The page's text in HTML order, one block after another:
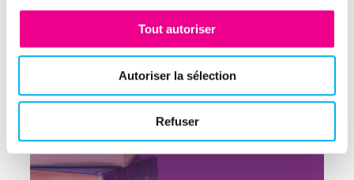
Tout autoriser
Autoriser la sélection
Refuser